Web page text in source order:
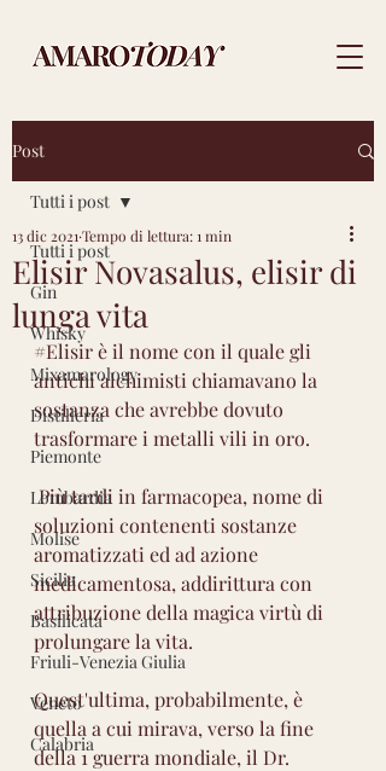
Post
Tutti i post
Gin
Whisky
Mixamarology
Distilleria
Piemonte
Lombardia
Molise
Sicilia
Basilicata
Friuli-Venezia Giulia
Veneto
Calabria
Tutti i post
Elisir Novasalus, elisir di
lunga vita
13 dic 2021 Tempo di lettura: 1 min
#Elisir è il nome con il quale gli
antichi alchimisti chiamavano la
sostanza che avrebbe dovuto
trasformare i metalli vili in oro.
Più tardi in farmacopea, nome di
soluzioni contenenti sostanze
aromatizzati ed ad azione
medicamentosa, addirittura con
attribuzione della magica virtù di
prolungare la vita.
Quest'ultima, probabilmente, è
quella a cui mirava, verso la fine
della 1 guerra mondiale, il Dr.